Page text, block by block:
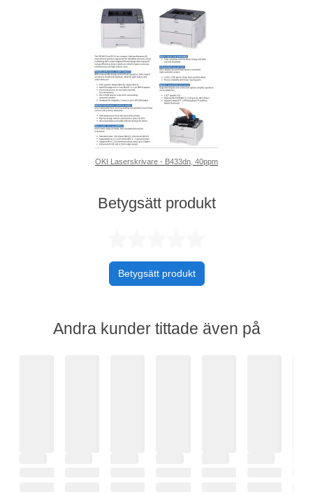
OKI Laserskrivare - B433dn, 40ppm
Betygsätt produkt
Betygsätt produkt
Andra kunder tittade även på